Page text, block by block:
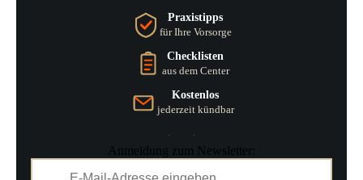
Praxistipps
für Ihre Vorsorge
Checklisten
aus dem Center
Kostenlos
jederzeit kündbar
Anmeldung zum Newsletter: